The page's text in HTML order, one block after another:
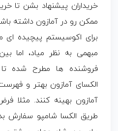
خریداران پیشنهاد بشن تا
ممکن رو در آمازون داشته
برای اکوسیستم پیچیده ای
مبهمی به نظر میاد، اما
فروشنده ها مطرح شده
الکسای آمازون بهتر و
آمازون بهینه کنند. مثلا
طریق الکسا شامپو سفارش